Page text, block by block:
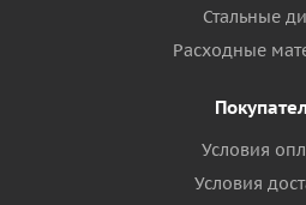
Стальные
Расходные
Условия
Условия